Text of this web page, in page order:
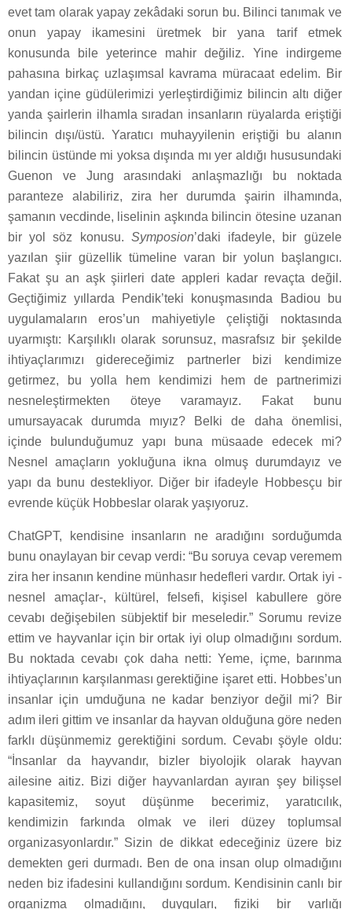
evet tam olarak yapay zekâdaki sorun bu. Bilinci tanımak ve
onun yapay ikamesini üretmek bir yana tarif etmek
konusunda bile yeterince mahir değiliz. Yine indirgeme
pahasına birkaç uzlaşımsal kavrama müracaat edelim. Bir
yandan içine güdülerimizi yerleştirdiğimiz bilincin altı diğer
yanda şairlerin ilhamla sıradan insanların rüyalarda eriştiği
bilincin dışı/üstü. Yaratıcı muhayyilenin eriştiği bu alanın
bilincin üstünde mi yoksa dışında mı yer aldığı hususundaki
Guenon ve Jung arasındaki anlaşmazlığı bu noktada
paranteze alabiliriz, zira her durumda şairin ilhamında,
şamanın vecdinde, liselinin aşkında bilincin ötesine uzanan
bir yol söz konusu. Symposion’daki ifadeyle, bir güzele
yazılan şiir güzellik tümeline varan bir yolun başlangıcı.
Fakat şu an aşk şiirleri date appleri kadar revaçta değil.
Geçtiğimiz yıllarda Pendik’teki konuşmasında Badiou bu
uygulamaların eros’un mahiyetiyle çeliştiği noktasında
uyarmıştı: Karşılıklı olarak sorunsuz, masrafsız bir şekilde
ihtiyaçlarımızı gidereceğimiz partnerler bizi kendimize
getirmez, bu yolla hem kendimizi hem de partnerimizi
nesneleştirmekten öteye varamayız. Fakat bunu
umursayacak durumda mıyız? Belki de daha önemlisi,
içinde bulunduğumuz yapı buna müsaade edecek mi?
Nesnel amaçların yokluğuna ikna olmuş durumdayız ve
yapı da bunu destekliyor. Diğer bir ifadeyle Hobbesçu bir
evrende küçük Hobbeslar olarak yaşıyoruz.
ChatGPT, kendisine insanların ne aradığını sorduğumda
bunu onaylayan bir cevap verdi: “Bu soruya cevap veremem
zira her insanın kendine münhasır hedefleri vardır. Ortak iyi -
nesnel amaçlar-, kültürel, felsefi, kişisel kabullere göre
cevabı değişebilen sübjektif bir meseledir.” Sorumu revize
ettim ve hayvanlar için bir ortak iyi olup olmadığını sordum.
Bu noktada cevabı çok daha netti: Yeme, içme, barınma
ihtiyaçlarının karşılanması gerektiğine işaret etti. Hobbes’un
insanlar için umduğuna ne kadar benziyor değil mi? Bir
adım ileri gittim ve insanlar da hayvan olduğuna göre neden
farklı düşünmemiz gerektiğini sordum. Cevabı şöyle oldu:
“İnsanlar da hayvandır, bizler biyolojik olarak hayvan
ailesine aitiz. Bizi diğer hayvanlardan ayıran şey bilişsel
kapasitemiz, soyut düşünme becerimiz, yaratıcılık,
kendimizin farkında olmak ve ileri düzey toplumsal
organizasyonlardır.” Sizin de dikkat edeceğiniz üzere biz
demekten geri durmadı. Ben de ona insan olup olmadığını
neden biz ifadesini kullandığını sordum. Kendisinin canlı bir
organizma olmadığını, duyguları, fiziki bir varlığı